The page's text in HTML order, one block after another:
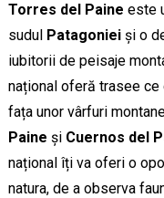
Torres del Paine este
sudul Patagonieiși o
iubitorii de peisaje
național oferă trasee ce
fața unor vârfuri
Paine și Cuernos del
național îți va oferi o
natura, de a observa